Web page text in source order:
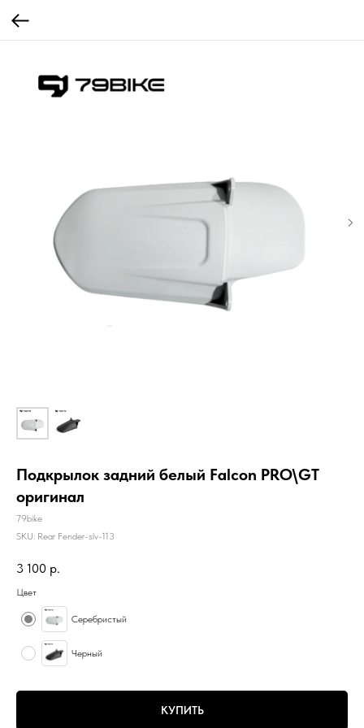
Подкрылок задний белый Falcon PRO\GT
оригинал
79bike
SKU: Rear Fender-slv-113
3 100 р.
Цвет
Серебристый
Черный
КУПИТЬ